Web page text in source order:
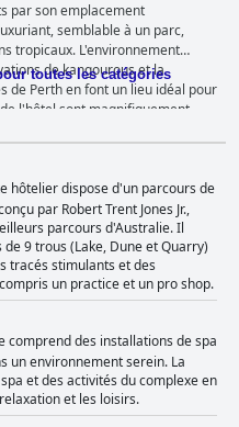
par son emplacement
semblable à un parc,
tropicaux. L'environnement
de kangourous et la
de Perth en font un lieu idéal pour
l'hôtel sont magnifiquement
Le petit-déjeuner à
la variété et le goût du buffet.
gluten, une gamme de pains, de
apprécient particulièrement.
concernant la variété et les
chauds, le sentiment général
louent les plats délicieux et
les plats principaux et
Cependant, le menu limité
en particulier pour les
régime alimentaire à base de
de sont
et leur vue magnifique sur les
la tranquillité et
toutes les catégories
hôtelier dispose d'un parcours de
par Robert Trent Jones Jr.,
parcours d'Australie. Il
9 trous (Lake, Dune et Quarry)
tracés stimulants et des
un practice et un pro shop.
comprend des installations de spa
un environnement serein. La
et des activités du complexe en
et les loisirs.